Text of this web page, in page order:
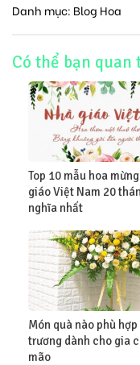
Danh mục: Blog Hoa
Có thể bạn quan
Top 10 mẫu hoa
giáo Việt Nam 20
nghĩa nhất
Món quà nào phù
trương dành cho gia
mão